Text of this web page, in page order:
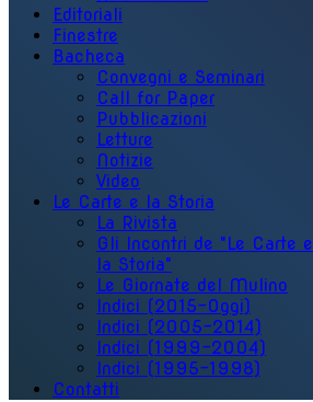
Editoriali
Finestre
Bacheca
Convegni e Seminari
Call for Paper
Pubblicazioni
Letture
Notizie
Video
Le Carte e la Storia
La Rivista
Gli Incontri de "Le Carte e
la Storia"
Le Giornate del Mulino
Indici (2015-Oggi)
Indici (2005-2014)
Indici (1999-2004)
Indici (1995-1998)
Contatti